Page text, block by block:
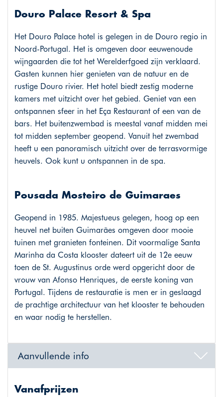
Douro Palace Resort & Spa
Het Douro Palace hotel is gelegen in de Douro regio in
Noord-Portugal. Het is omgeven door eeuwenoude
wijngaarden die tot het Werelderfgoed zijn verklaard.
Gasten kunnen hier genieten van de natuur en de
rustige Douro rivier. Het hotel biedt zestig moderne
kamers met uitzicht over het gebied. Geniet van een
ontspannen sfeer in het Eça Restaurant of een van de
bars. Het buitenzwembad is meestal vanaf midden mei
tot midden september geopend. Vanuit het zwembad
heeft u een panoramisch uitzicht over de terrasvormige
heuvels. Ook kunt u ontspannen in de spa.
Pousada Mosteiro de Guimaraes
Geopend in 1985. Majestueus gelegen, hoog op een
heuvel net buiten Guimarães omgeven door mooie
tuinen met granieten fonteinen. Dit voormalige Santa
Marinha da Costa klooster dateert uit de 12e eeuw
toen de St. Augustinus orde werd opgericht door de
vrouw van Afonso Henriques, de eerste koning van
Portugal. Tijdens de restauratie is men er in geslaagd
de prachtige architectuur van het klooster te behouden
en waar nodig te herstellen.
Aanvullende info
Vanafprijzen